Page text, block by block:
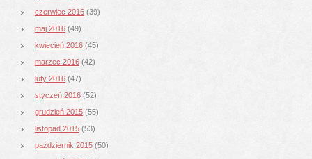
czerwiec 2016 (39)
maj 2016 (49)
kwiecień 2016 (45)
marzec 2016 (42)
luty 2016 (47)
styczeń 2016 (52)
grudzień 2015 (55)
listopad 2015 (53)
październik 2015 (50)